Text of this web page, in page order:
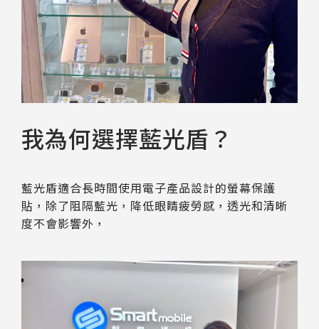
我為何選擇藍光盾？
藍光盾適合長時間使用電子產品設計的螢幕保護
貼，除了阻隔藍光，降低眼睛疲勞感，透光和清晰
度不會影響外，